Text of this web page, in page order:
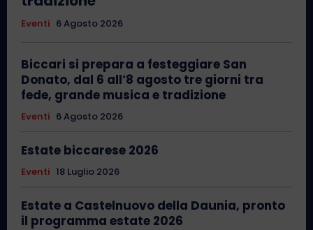
Eventi 6 Agosto 2026
Biccari si prepara a festeggiare San
Donato, dal 6 all’8 agosto tre giorni tra
fede, grande musica e tradizione
Eventi 6 Agosto 2026
Estate biccarese 2026
Eventi 18 Luglio 2026
Estate a Castelnuovo della Daunia, pronto
il programma estate 2026